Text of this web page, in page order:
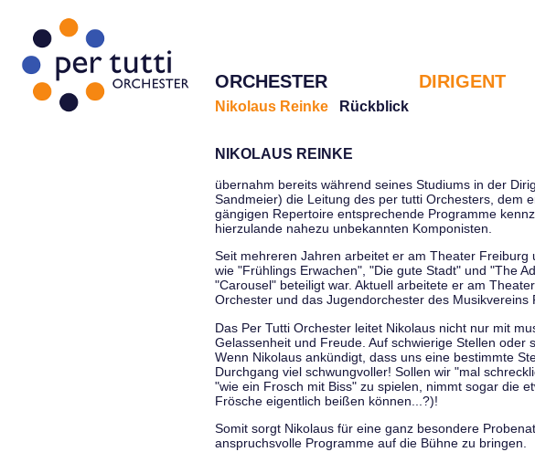
ORCHESTER DIRIGENT
Nikolaus Reinke Rückblick
NIKOLAUS REINKE
übernahm bereits während seines Studiums in der
Sandmeier) die Leitung des per tutti Orchesters, dem
gängigen Repertoire entsprechende Programme
hierzulande nahezu unbekannten Komponisten.
Seit mehreren Jahren arbeitet er am Theater
wie "Frühlings Erwachen", "Die gute Stadt" und "The
"Carousel" beteiligt war. Aktuell arbeitete er am
Orchester und das Jugendorchester des Musikvereins
Das Per Tutti Orchester leitet Nikolaus nicht nur mit
Gelassenheit und Freude. Auf schwierige Stellen
Wenn Nikolaus ankündigt, dass uns eine bestimmte
Durchgang viel schwungvoller! Sollen wir "mal
"wie ein Frosch mit Biss" zu spielen, nimmt sogar die
Frösche eigentlich beißen können...?)!
Somit sorgt Nikolaus für eine ganz besondere
anspruchsvolle Programme auf die Bühne zu bringen.